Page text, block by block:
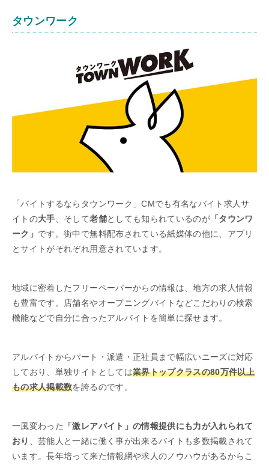
タウンワーク
「バイトするならタウンワーク」CMでも有名なバイト求人サ
イトの大手 、そして老舗としても知られているのが 「タウンワ
ーク」 です。街中で無料配布されている紙媒体の他に、アプリ
とサイトがそれぞれ用意されています。
地域に密着したフリーペーパーからの情報は、地方の求人情報
も豊富です。店舗名やオープニングバイトなどこだわりの検索
機能などで自分に合ったアルバイトを簡単に探せます。
アルバイトからパート・派遣・正社員まで幅広いニーズに対応
しており、単独サイトとしては業界トップクラスの80万件以上
もの求人掲載数を誇るのです。
一風変わった
「激レアバイト」の情報提供にも力が入れられて
おり
、芸能人と一緒に働く事が出来るバイトも多数掲載されて
います。長年培って来た情報網や求人のノウハウがあるからこ